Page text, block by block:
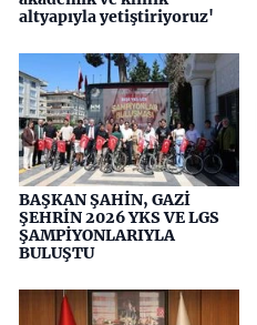
altyapıyla yetiştiriyoruz'
BAŞKAN ŞAHİN, GAZİ
ŞEHRİN 2026 YKS VE LGS
ŞAMPİYONLARIYLA
BULUŞTU